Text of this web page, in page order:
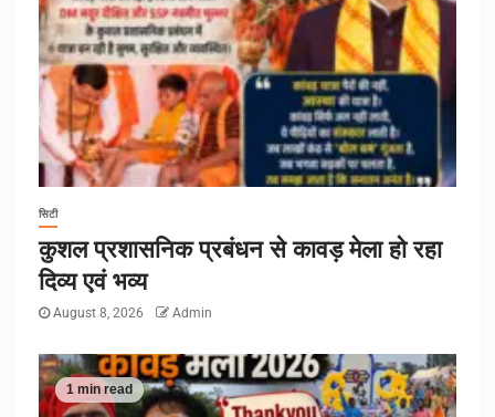
सिटी
कुशल प्रशासनिक प्रबंधन से कावड़ मेला हो रहा
दिव्य एवं भव्य
August 8, 2026 Admin
1 min read